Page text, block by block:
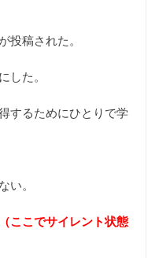
投稿された。
した。
するためにひとりで学
い。
ここでサイレント状態